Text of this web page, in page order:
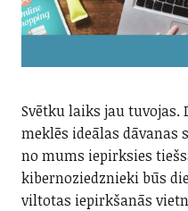
Svētku laiks jau
meklēs ideālas dāvanas
no mums iepirksies
kibernoziedznieki būs
viltotas iepirkšanās